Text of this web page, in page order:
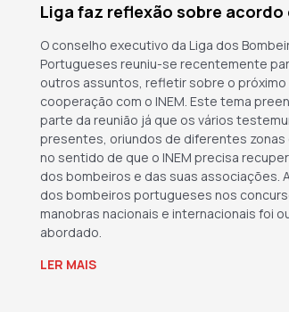
Liga faz reflexão sobre acordo
O conselho executivo da Liga dos
Portugueses reuniu-se recentemente
outros assuntos, refletir sobre o
cooperação com o INEM. Este tema
parte da reunião já que os vários
presentes, oriundos de diferentes zonas
no sentido de que o INEM precisa
dos bombeiros e das suas associações.
dos bombeiros portugueses nos
manobras nacionais e internacionais foi
abordado.
LER MAIS